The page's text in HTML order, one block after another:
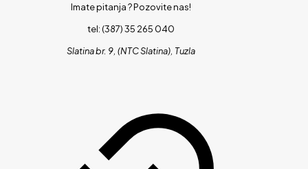
Imate pitanja ?Pozovite nas!
tel: (387) 35 265 040
Slatina br. 9, (NTC Slatina), Tuzla